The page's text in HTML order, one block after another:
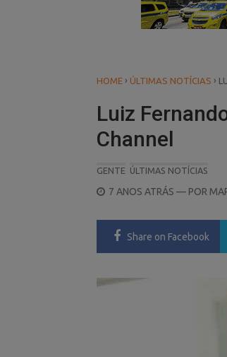
HOME › ÚLTIMAS NOTÍCIAS ›
Luiz
Channel
GENTE ÚLTIMAS NOTÍCIAS
POSTED
7 ANOS ATRÁS — POR
Share on Facebook